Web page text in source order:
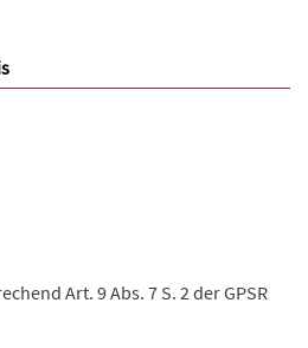
Art. 9 Abs. 7 S. 2 der GPSR